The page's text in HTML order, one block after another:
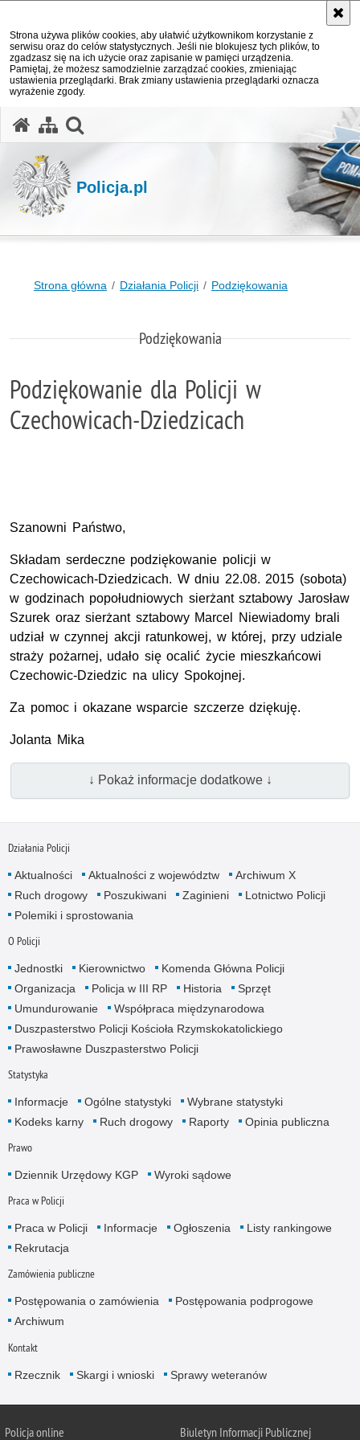
Strona używa plików cookies, aby ułatwić użytkownikom korzystanie z
serwisu oraz do celów statystycznych. Jeśli nie blokujesz tych plików, to
zgadzasz się na ich użycie oraz zapisanie w pamięci urządzenia.
Pamiętaj, że możesz samodzielnie zarządzać cookies, zmieniając
ustawienia przeglądarki. Brak zmiany ustawienia przeglądarki oznacza
wyrażenie zgody.
Policja.pl
Strona główna Działania Policji Podziękowania
Podziękowania
Podziękowanie dla Policji w
Czechowicach-Dziedzicach
Szanowni Państwo,
Składam serdeczne podziękowanie policji w
Czechowicach-Dziedzicach. W dniu 22.08. 2015 (sobota)
w godzinach popołudniowych sierżant sztabowy Jarosław
Szurek oraz sierżant sztabowy Marcel Niewiadomy brali
udział w czynnej akcji ratunkowej, w której, przy udziale
straży pożarnej, udało się ocalić życie mieszkańcowi
Czechowic-Dziedzic na ulicy Spokojnej.
Za pomoc i okazane wsparcie szczerze dziękuję.
Jolanta Mika
↓ Pokaż informacje dodatkowe ↓
Działania Policji
Aktualności Aktualności z województw
Archiwum X
Ruch drogowy
Poszukiwani Zaginieni
Lotnictwo Policji
Polemiki i sprostowania
O Policji
Jednostki Kierownictwo
Komenda Główna Policji
Organizacja
Policja w III RP Historia
Sprzęt
Umundurowanie
Współpraca międzynarodowa
Duszpasterstwo Policji Kościoła Rzymskokatolickiego
Prawosławne Duszpasterstwo Policji
Statystyka
Informacje Ogólne statystyki
Wybrane statystyki
Kodeks karny
Ruch drogowy Raporty Opinia publiczna
Prawo
Dziennik Urzędowy KGP Wyroki sądowe
Praca w Policji
Praca w Policji Informacje Ogłoszenia
Listy rankingowe
Rekrutacja
Zamówienia publiczne
Postępowania o zamówienia
Postępowania podprogowe
Archiwum
Kontakt
Rzecznik Skargi i wnioski Sprawy weteranów
Policjaonline Biuletyn Informacji Publicznej